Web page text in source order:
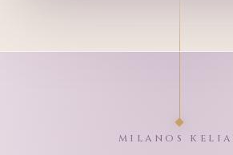
MILANOS